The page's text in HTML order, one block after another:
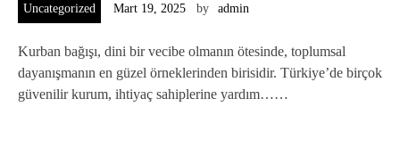
Uncategorized Mart 19, 2025 by admin
Kurban bağışı, dini bir vecibe olmanın ötesinde, toplumsal
dayanışmanın en güzel örneklerinden birisidir. Türkiye’de birçok
güvenilir kurum, ihtiyaç sahiplerine yardım……